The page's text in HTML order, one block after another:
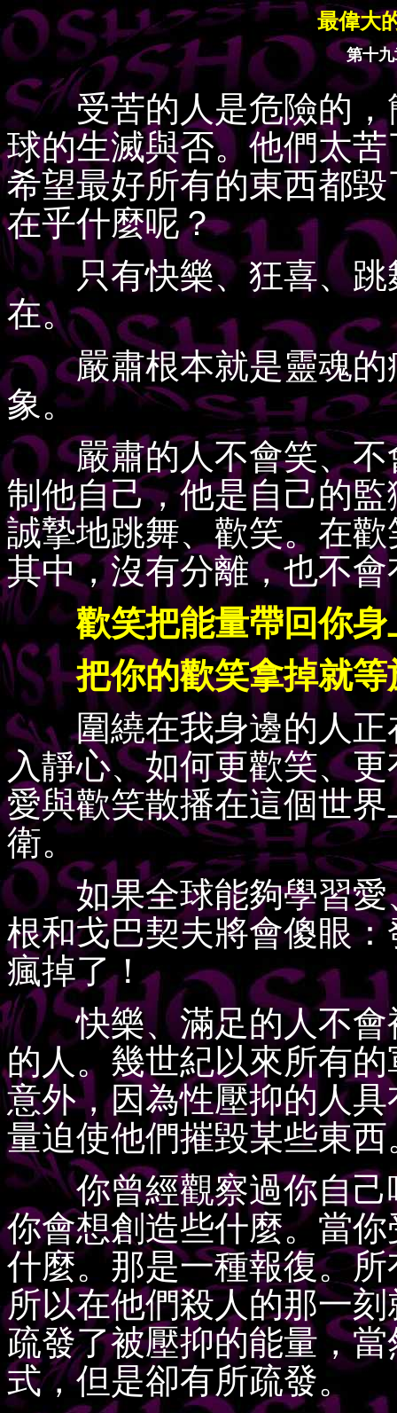
最偉大
第十
受苦的人是危險的，
球的生滅與否。他們太
希望最好所有的東西都
在乎什麼呢？
只有快樂、狂喜、跳
在。
嚴肅根本就是靈魂的
象。
嚴肅的人不會笑、不
制他自己，他是自己的
誠摯地跳舞、歡笑。在
其中，沒有分離，也不
歡笑把能量帶回你身
把你的歡笑拿掉就等
圍繞在我身邊的人正
入靜心、如何更歡笑、
愛與歡笑散播在這個世
衛。
如果全球能夠學習愛
根和戈巴契夫將會傻眼
瘋掉了！
快樂、滿足的人不會
的人。幾世紀以來所有
意外，因為性壓抑的人
量迫使他們摧毀某些東西
你曾經觀察過你自己
你會想創造些什麼。當
什麼。那是一種報復。
所以在他們殺人的那一
疏發了被壓抑的能量，
式，但是卻有所疏發。